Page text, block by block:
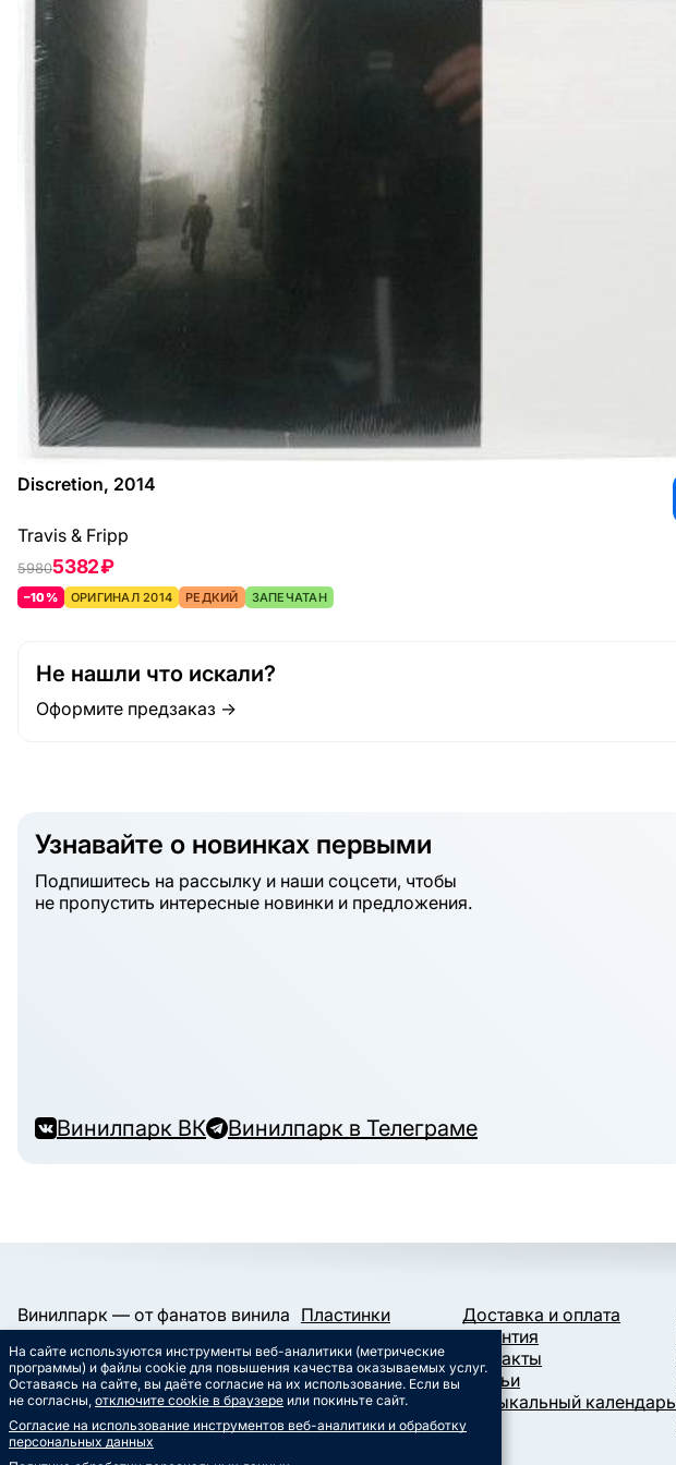
Discretion, 2014
Travis & Fripp
59805382 ₽
–10% ОРИГИНАЛ 2014 РЕДКИЙ ЗАПЕЧАТАН
Не нашли что искали?
Оформите предзаказ →
Узнавайте о новинках первыми
Подпишитесь на рассылку и наши соцсети, чтобы
не пропустить интересные новинки и предложения.
Винилпарк ВК Винилпарк в Телеграме
Винилпарк — от фанатов винила
и для фанатов винила.
Работаем с 2019 года.
info@vinylpark.ru
8 800 301-64-48
Звонок бесплатный
Пластинки
Конверты и пакеты
Слипматы
Сертификаты
Сувениры
Доставка и оплата
Гарантия
Контакты
Статьи
Музыкальный календарь
На сайте используются инструменты веб-аналитики (метрические
программы) и файлы cookie для повышения качества оказываемых услуг.
Оставаясь на сайте, вы даёте согласие на их использование. Если вы
не согласны, отключите cookie в браузере или покиньте сайт.
Согласие на использование инструментов веб-аналитики и обработку
персональных данных